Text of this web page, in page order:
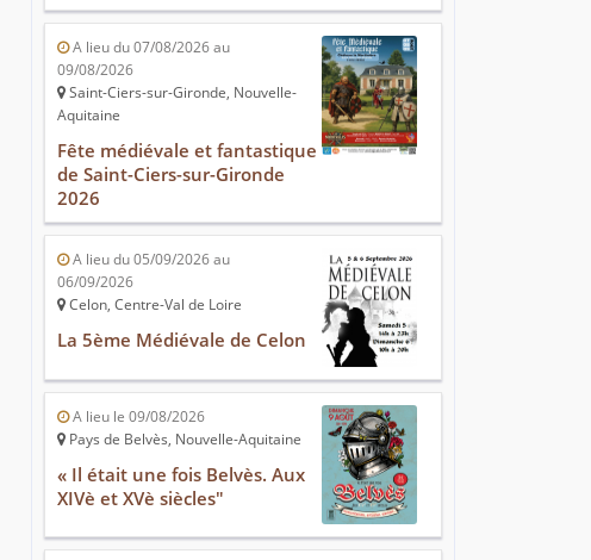
A lieu du 07/08/2026 au
09/08/2026
Saint-Ciers-sur-Gironde, Nouvelle-
Aquitaine
Fête médiévale et fantastique
de Saint-Ciers-sur-Gironde
2026
A lieu du 05/09/2026 au
06/09/2026
Celon, Centre-Val de Loire
La 5ème Médiévale de Celon
A lieu le 09/08/2026
Pays de Belvès, Nouvelle-Aquitaine
« Il était une fois Belvès. Aux
XIVè et XVè siècles"